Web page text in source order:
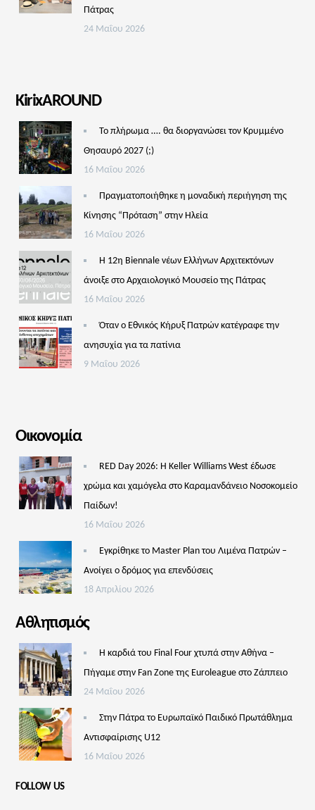
Πάτρας
24 Μαΐου 2026
KirixAROUND
Το πλήρωμα …. θα διοργανώσει τον Κρυμμένο
Θησαυρό 2027 (;)
16 Μαΐου 2026
Πραγματοποιήθηκε η μοναδική περιήγηση της
Κίνησης “Πρόταση” στην Ηλεία
16 Μαΐου 2026
Η 12η Biennale νέων Ελλήνων Αρχιτεκτόνων
άνοιξε στο Αρχαιολογικό Μουσείο της Πάτρας
16 Μαΐου 2026
Όταν ο Εθνικός Κήρυξ Πατρών κατέγραφε την
ανησυχία για τα πατίνια
9 Μαΐου 2026
Οικονομία
RED Day 2026: Η Keller Williams West έδωσε
χρώμα και χαμόγελα στο Καραμανδάνειο Νοσοκομείο
Παίδων!
16 Μαΐου 2026
Εγκρίθηκε το Master Plan του Λιμένα Πατρών –
Aνοίγει ο δρόμος για επενδύσεις
18 Απριλίου 2026
Αθλητισμός
Η καρδιά του Final Four χτυπά στην Αθήνα –
Πήγαμε στην Fan Zone της Euroleague στο Ζάππειο
24 Μαΐου 2026
Στην Πάτρα το Ευρωπαϊκό Παιδικό Πρωτάθλημα
Αντισφαίρισης U12
16 Μαΐου 2026
FOLLOW US